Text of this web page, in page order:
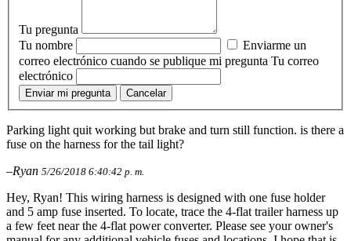
Tu pregunta
Tu nombre
Enviarme un
correo electrónico cuando se publique mi pregunta Tu correo
electrónico
Enviar mi pregunta Cancelar
Parking light quit working but brake and turn still function. is there a
fuse on the harness for the tail light?
–Ryan 5/26/2018 6:40:42 p. m.
Hey, Ryan! This wiring harness is designed with one fuse holder
and 5 amp fuse inserted. To locate, trace the 4-flat trailer harness up
a few feet near the 4-flat power converter. Please see your owner's